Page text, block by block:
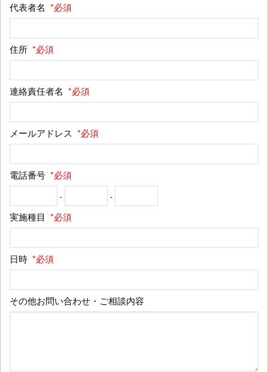
代表者名 *必須
住所 *必須
連絡責任者名 *必須
メールアドレス *必須
電話番号 *必須
- -
実施種目 *必須
日時 *必須
その他お問い合わせ・ご相談内容